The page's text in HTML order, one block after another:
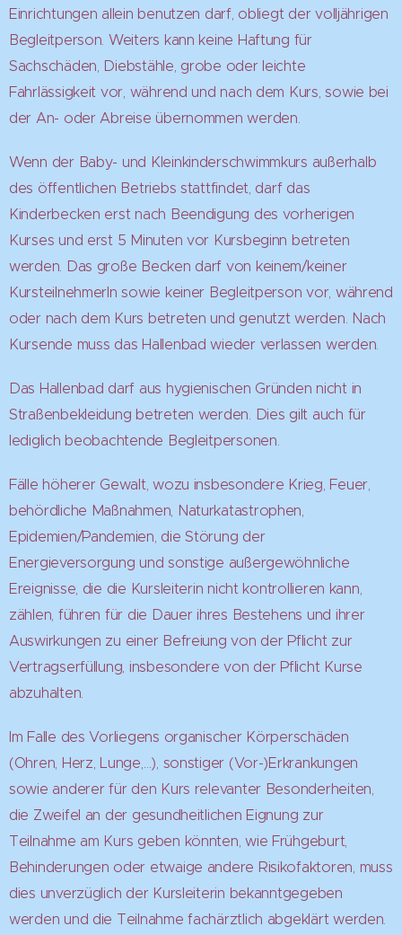
Einrichtungen allein benutzen darf, obliegt der volljährigen
Begleitperson. Weiters kann keine Haftung für
Sachschäden, Diebstähle, grobe oder leichte
Fahrlässigkeit vor, während und nach dem Kurs, sowie bei
der An- oder Abreise übernommen werden.
Wenn der Baby- und Kleinkinderschwimmkurs außerhalb
des öffentlichen Betriebs stattfindet, darf das
Kinderbecken erst nach Beendigung des vorherigen
Kurses und erst 5 Minuten vor Kursbeginn betreten
werden. Das große Becken darf von keinem/keiner
KursteilnehmerIn sowie keiner Begleitperson vor, während
oder nach dem Kurs betreten und genutzt werden. Nach
Kursende muss das Hallenbad wieder verlassen werden.
Das Hallenbad darf aus hygienischen Gründen nicht in
Straßenbekleidung betreten werden. Dies gilt auch für
lediglich beobachtende Begleitpersonen.
Fälle höherer Gewalt, wozu insbesondere Krieg, Feuer,
behördliche Maßnahmen, Naturkatastrophen,
Epidemien/Pandemien, die Störung der
Energieversorgung und sonstige außergewöhnliche
Ereignisse, die die Kursleiterin nicht kontrollieren kann,
zählen, führen für die Dauer ihres Bestehens und ihrer
Auswirkungen zu einer Befreiung von der Pflicht zur
Vertragserfüllung, insbesondere von der Pflicht Kurse
abzuhalten.
Im Falle des Vorliegens organischer Körperschäden
(Ohren, Herz, Lunge,…), sonstiger (Vor-)Erkrankungen
sowie anderer für den Kurs relevanter Besonderheiten,
die Zweifel an der gesundheitlichen Eignung zur
Teilnahme am Kurs geben könnten, wie Frühgeburt,
Behinderungen oder etwaige andere Risikofaktoren, muss
dies unverzüglich der Kursleiterin bekanntgegeben
werden und die Teilnahme fachärztlich abgeklärt werden.